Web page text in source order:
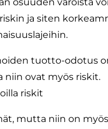
ja siten
tuotto-odotus
niin ovat myös riskit.
riskit
mutta niin on